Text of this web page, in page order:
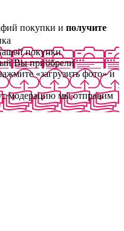
покупки и получите
покупки
Вы приобрели
«загрузить фото» и
модерацию мы отправим